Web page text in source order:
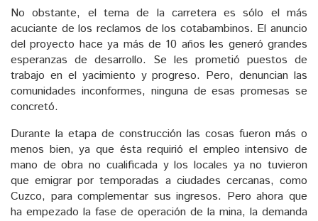
No obstante, el tema de la carretera es sólo el más
acuciante de los reclamos de los cotabambinos. El anuncio
del proyecto hace ya más de 10 años les generó grandes
esperanzas de desarrollo. Se les prometió puestos de
trabajo en el yacimiento y progreso. Pero, denuncian las
comunidades inconformes, ninguna de esas promesas se
concretó.
Durante la etapa de construcción las cosas fueron más o
menos bien, ya que ésta requirió el empleo intensivo de
mano de obra no cualificada y los locales ya no tuvieron
que emigrar por temporadas a ciudades cercanas, como
Cuzco, para complementar sus ingresos. Pero ahora que
ha empezado la fase de operación de la mina, la demanda